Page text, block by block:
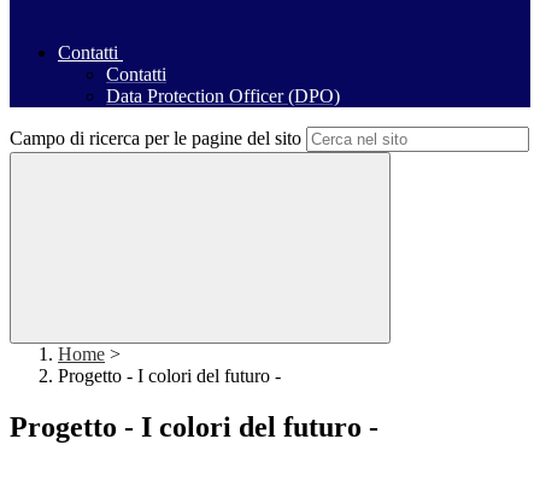
Contatti
Contatti
Data Protection Officer (DPO)
Campo di ricerca per le pagine del sito
Home >
Progetto - I colori del futuro -
Progetto - I colori del futuro -